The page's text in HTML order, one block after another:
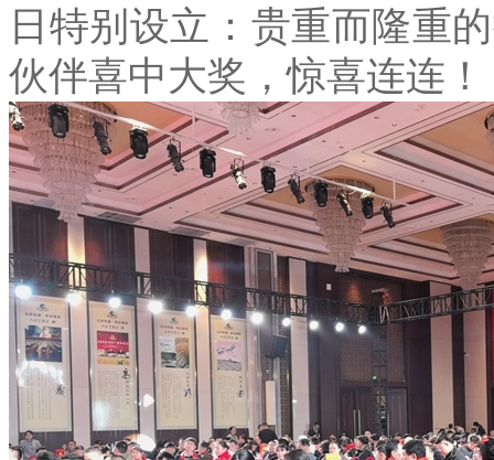
日特别设立 ：贵重而隆重
伙伴喜中大奖，惊喜连连！